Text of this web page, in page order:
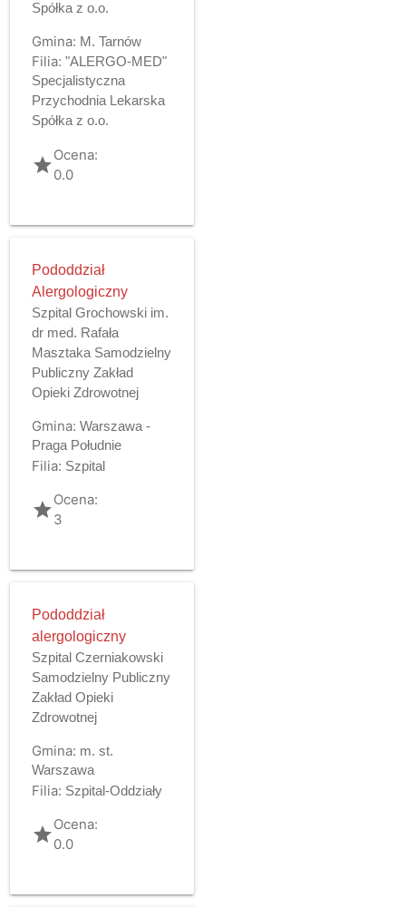
Spółka z o.o.
Gmina: M. Tarnów
Filia: "ALERGO-MED"
Specjalistyczna
Przychodnia Lekarska
Spółka z o.o.
gradeOcena:
0.0
Pododdział
Alergologiczny
Szpital Grochowski im.
dr med. Rafała
Masztaka Samodzielny
Publiczny Zakład
Opieki Zdrowotnej
Gmina: Warszawa -
Praga Południe
Filia: Szpital
gradeOcena:
3
Pododdział
alergologiczny
Szpital Czerniakowski
Samodzielny Publiczny
Zakład Opieki
Zdrowotnej
Gmina: m. st.
Warszawa
Filia: Szpital-Oddziały
gradeOcena:
0.0